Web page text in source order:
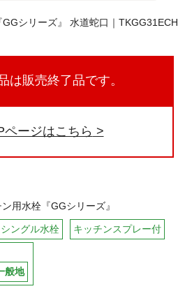
は販売終了品です。
ページはこちら
用水栓『GGシリーズ』
ングル水栓 キッチンスプレー付
般地